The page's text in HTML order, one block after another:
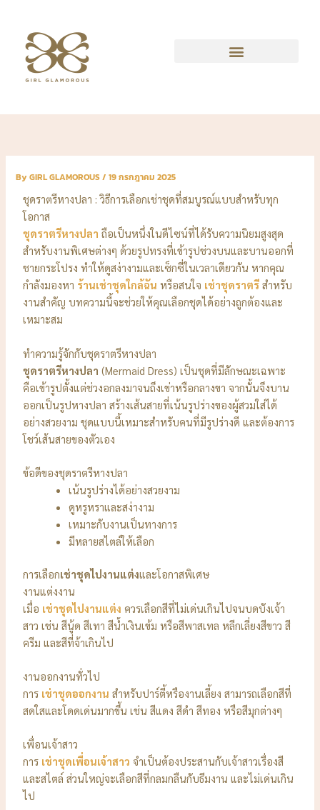
content
ByGIRL GLAMOROUS/19 กรกฎาคม 2025
ชุดราตรีหางปลา : วิธีการเลือกเช่าชุดที่สมบูรณ์แบบสำหรับทุก
โอกาส
ชุดราตรีหางปลา ถือเป็นหนึ่งในดีไซน์ที่ได้รับความนิยมสูงสุด
สำหรับงานพิเศษต่างๆ ด้วยรูปทรงที่เข้ารูปช่วงบนและบานออกที่
ชายกระโปรง ทำให้ดูสง่างามและเซ็กซี่ในเวลาเดียวกัน หากคุณ
กำลังมองหา ร้านเช่าชุดใกล้ฉัน หรือสนใจ เช่าชุดราตรี สำหรับ
งานสำคัญ บทความนี้จะช่วยให้คุณเลือกชุดได้อย่างถูกต้องและ
เหมาะสม
ทำความรู้จักกับชุดราตรีหางปลา
ชุดราตรีหางปลา (Mermaid Dress) เป็นชุดที่มีลักษณะเฉพาะ
คือเข้ารูปตั้งแต่ช่วงอกลงมาจนถึงเข่าหรือกลางขา จากนั้นจึงบาน
ออกเป็นรูปหางปลา สร้างเส้นสายที่เน้นรูปร่างของผู้สวมใส่ได้
อย่างสวยงาม ชุดแบบนี้เหมาะสำหรับคนที่มีรูปร่างดี และต้องการ
โชว์เส้นสายของตัวเอง
ข้อดีของชุดราตรีหางปลา
เน้นรูปร่างได้อย่างสวยงาม
ดูหรูหราและสง่างาม
เหมาะกับงานเป็นทางการ
มีหลายสไตล์ให้เลือก
การเลือกเช่าชุดไปงานแต่งและโอกาสพิเศษ
งานแต่งงาน
เมื่อ เช่าชุดไปงานแต่ง ควรเลือกสีที่ไม่เด่นเกินไปจนบดบังเจ้า
สาว เช่น สีนู้ด สีเทา สีน้ำเงินเข้ม หรือสีพาสเทล หลีกเลี่ยงสีขาว สี
ครีม และสีที่จ้าเกินไป
งานออกงานทั่วไป
การ เช่าชุดออกงาน สำหรับปาร์ตี้หรืองานเลี้ยง สามารถเลือกสีที่
สดใสและโดดเด่นมากขึ้น เช่น สีแดง สีดำ สีทอง หรือสีมุกต่างๆ
เพื่อนเจ้าสาว
การ เช่าชุดเพื่อนเจ้าสาว จำเป็นต้องประสานกับเจ้าสาวเรื่องสี
และสไตล์ ส่วนใหญ่จะเลือกสีที่กลมกลืนกับธีมงาน และไม่เด่นเกิน
ไป